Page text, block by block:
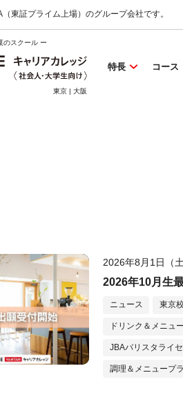
東証プライム上場） のグループ会社です。
のスクール ー
東京 | 大阪
特長 コース
2026年8月1日（
2026年10月生
ニュース 東京
ドリンク＆メニュ
JBAバリスタライ
調理＆メニュープ